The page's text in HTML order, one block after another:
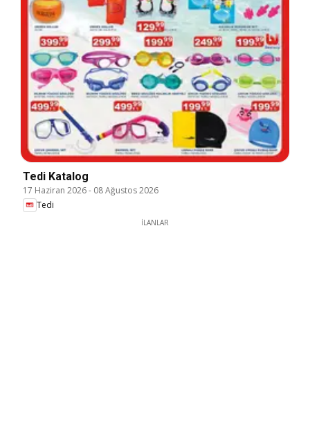
Tedi Katalog
17 Haziran 2026- 08 Ağustos 2026
Tedi
İLANLAR